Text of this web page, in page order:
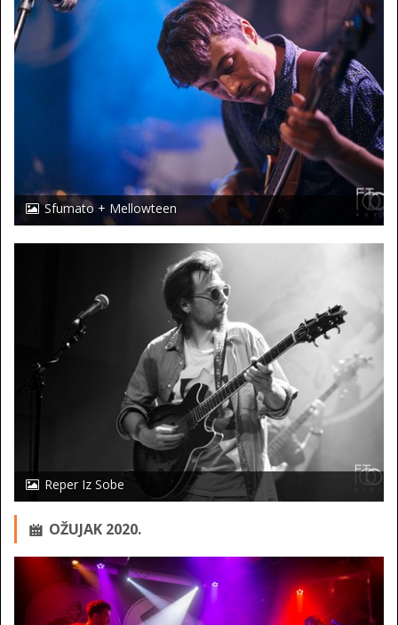
Sfumato + Mellowteen
Reper Iz Sobe
OŽUJAK 2020.